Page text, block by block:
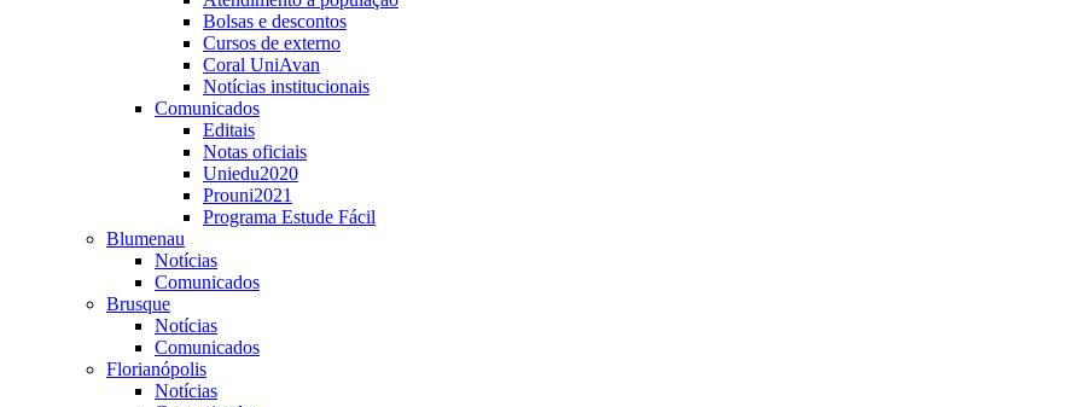
Bolsas e descontos
Cursos de externo
Coral UniAvan
Notícias institucionais
Comunicados
Editais
Notas oficiais
Uniedu2020
Prouni2021
Programa Estude Fácil
Blumenau
Notícias
Comunicados
Brusque
Notícias
Comunicados
Florianópolis
Notícias